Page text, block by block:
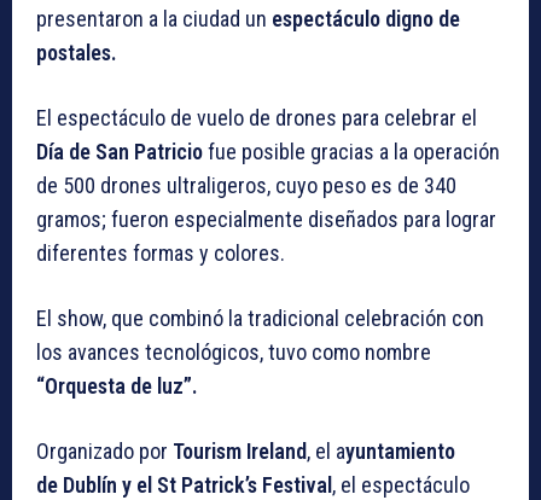
presentaron a la ciudad un espectáculo digno de
postales.
El espectáculo de vuelo de drones para celebrar el
Día de San Patriciofue posible gracias a la operación
de 500 drones ultraligeros, cuyo peso es de 340
gramos; fueron especialmente diseñados para lograr
diferentes formas y colores.
El show, que combinó la tradicional celebración con
los avances tecnológicos, tuvo como nombre
“Orquesta de luz”.
Organizado por Tourism Ireland, el ayuntamiento
de Dublín y el St Patrick’s Festival , el espectáculo